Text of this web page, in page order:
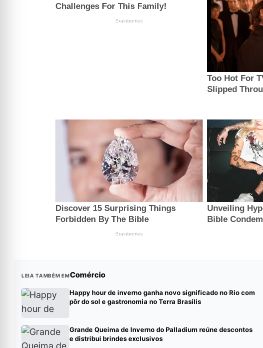
LEIA TAMBÉM EMComércio
Happy hour de inverno ganha novo significado no Rio com
pôr do sol e gastronomia no Terra Brasilis
Grande Queima de Inverno do Palladium reúne descontos
e distribui brindes exclusivos